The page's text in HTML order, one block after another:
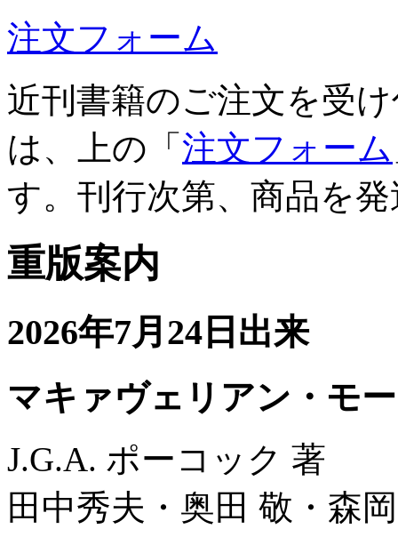
注文フォーム
近刊書籍のご注文を受
は、上の「 注文フォーム
す。刊行次第、商品を
重版案内
2026年7月24日出来
マキァヴェリアン・モ
J.G.A. ポーコック 著
田中秀夫・奥田 敬・森